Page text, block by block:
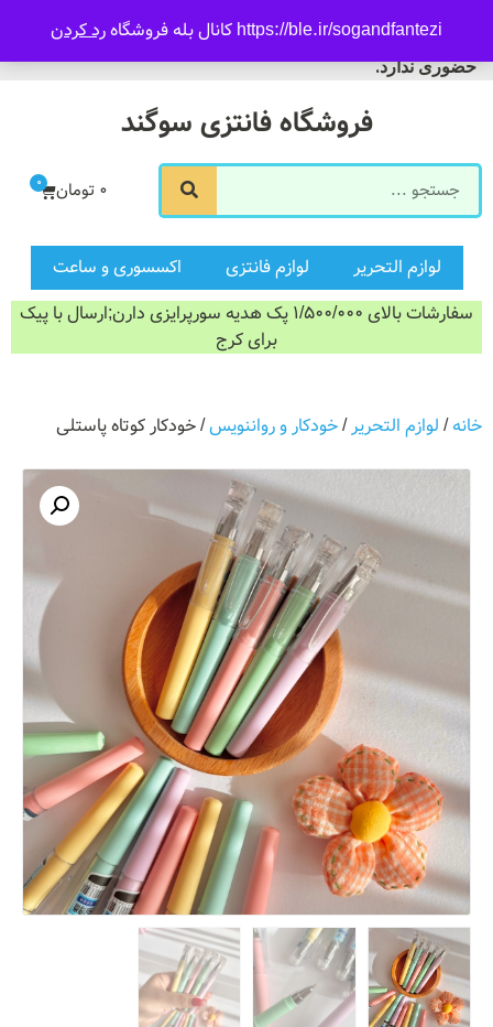
https://ble.ir/sogandfantezi کانال بله فروشگاه رد کردن
فروشگاه سوگند فروش
حضوری ندارد.
ورود/ثبت نام
فروشگاه فانتزی سوگند
0 تومان 0
لوازم التحریر لوازم فانتزی
اکسسوری و ساعت
سفارشات بالای 1/500/000 پک هدیه سورپرایزی دارن;ارسال با پیک
برای کرج
خانه/ لوازم التحریر/خودکار و رواننویس/ خودکار کوتاه پاستلی